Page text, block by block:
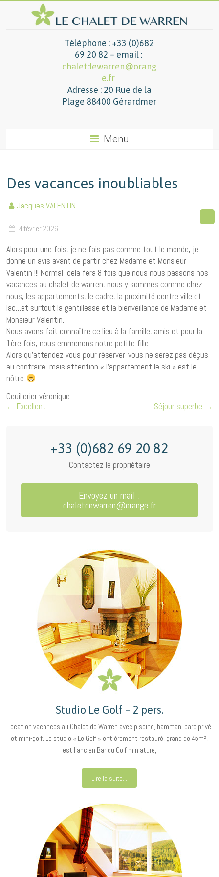
Téléphone : +33 (0)682
69 20 82 – email :
chaletdewarren@orang
e.fr
Adresse : 20 Rue de la
Plage 88400 Gérardmer
Menu
Des vacances inoubliables
Jacques VALENTIN
4 février 2026
Alors pour une fois, je ne fais pas comme tout le monde, je
donne un avis avant de partir chez Madame et Monsieur
Valentin !!! Normal, cela fera 8 fois que nous nous passons nos
vacances au chalet de warren, nous y sommes comme chez
nous, les appartements, le cadre, la proximité centre ville et
lac…et surtout la gentillesse et la bienveillance de Madame et
Monsieur Valentin.
Nous avons fait connaître ce lieu à la famille, amis et pour la
1ère fois, nous emmenons notre petite fille…
Alors qu’attendez vous pour réserver, vous ne serez pas déçus,
au contraire, mais attention « l’appartement le ski » est le
nôtre
Ceuillerier véronique
← Excellent Séjour superbe →
+33 (0)682 69 20 82
Contactez le propriétaire
Envoyez un mail :
chaletdewarren@orange.fr
Studio Le Golf – 2 pers.
Location vacances au Chalet de Warren avec piscine, hamman, parc privé
et mini-golf. Le studio « Le Golf » entièrement restauré, grand de 45m²,
est l’ancien Bar du Golf miniature,
Lire la suite...